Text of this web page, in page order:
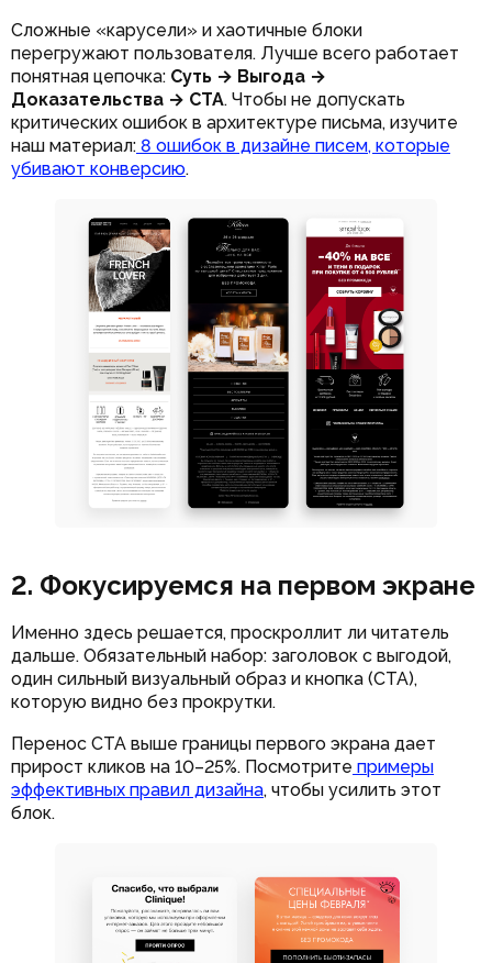
Сложные «карусели» и хаотичные блоки
перегружают пользователя. Лучше всего работает
понятная цепочка: Суть → Выгода →
Доказательства → CTA. Чтобы не допускать
критических ошибок в архитектуре письма, изучите
наш материал: 8 ошибок в дизайне писем, которые
убивают конверсию.
2. Фокусируемся на первом экране
Именно здесь решается, проскроллит ли читатель
дальше. Обязательный набор: заголовок с выгодой,
один сильный визуальный образ и кнопка (CTA),
которую видно без прокрутки.
Перенос CTA выше границы первого экрана дает
прирост кликов на 10–25%. Посмотрите примеры
эффективных правил дизайна, чтобы усилить этот
блок.